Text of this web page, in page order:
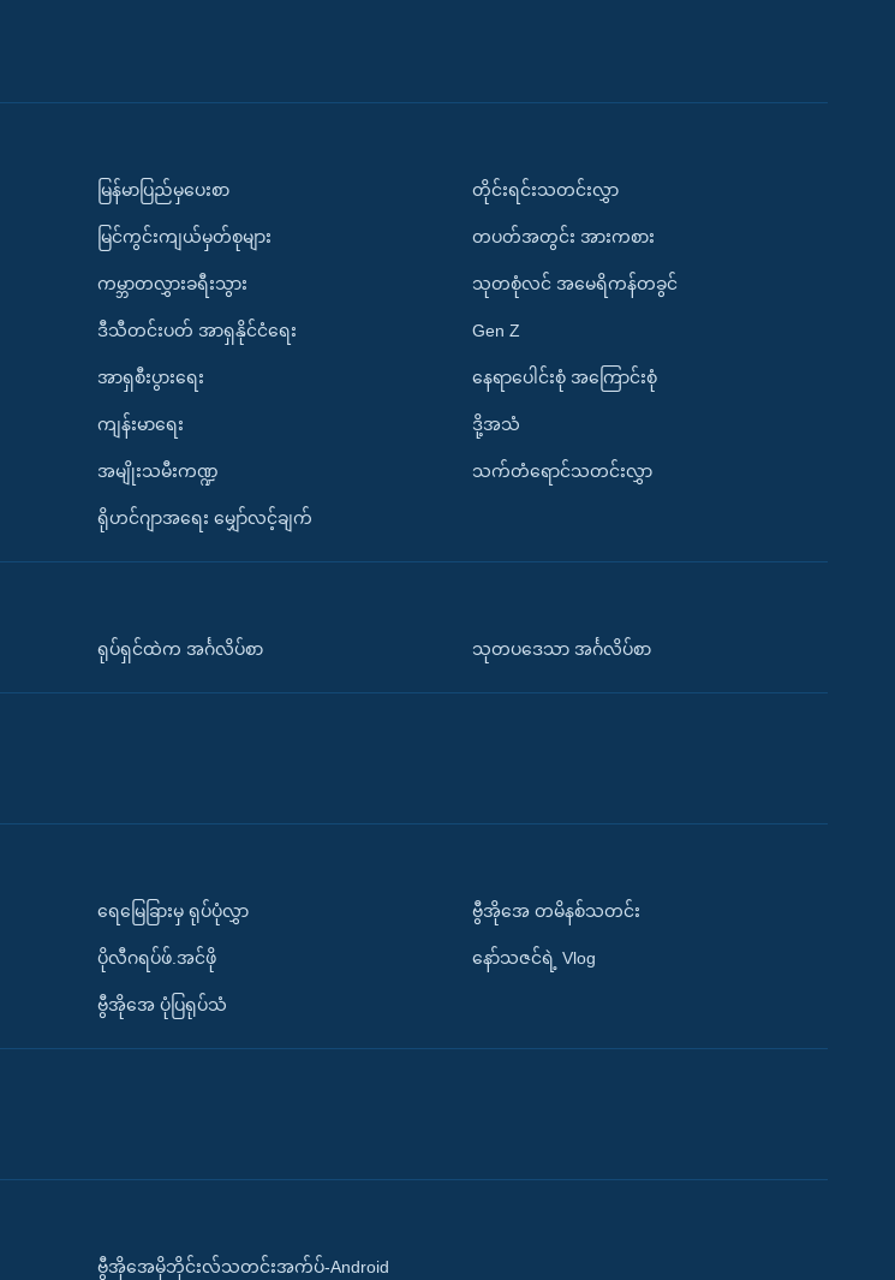
မြန်မာပြည်မှပေးစာ
မြင်ကွင်းကျယ်မှတ်စုများ
ကမ္ဘာတလွှားခရီးသွား
ဒီသီတင်းပတ် အာရှနိုင်ငံရေး
အာရှစီးပွားရေး
ကျန်းမာရေး
အမျိုးသမီးကဏ္ဍ
ရိုဟင်ဂျာအရေး မျှော်လင့်ချက်
တိုင်းရင်းသတင်းလွှာ
တပတ်အတွင်း အားကစား
သုတစုံလင် အမေရိကန်တခွင်
Gen Z
နေရာပေါင်းစုံ အကြောင်းစုံ
ဒို့အသံ
သက်တံရောင်သတင်းလွှာ
ရုပ်ရှင်ထဲက အင်္ဂလိပ်စာ သုတပဒေသာ အင်္ဂလိပ်စာ
ရေမြေခြားမှ ရုပ်ပုံလွှာ
ပိုလီဂရပ်ဖ်.အင်ဖို
ဗွီအိုအေ ပုံပြရုပ်သံ
ဗွီအိုအေ တမိနစ်သတင်း
နော်သဇင်ရဲ့ Vlog
ဗွီအိုအေမိုဘိုင်းလ်သတင်းအက်ပ်-Android